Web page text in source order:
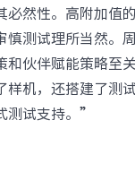
必然性。高附加值
慎测试理所当然。
和伙伴赋能策略至
样机，还搭建了测
测试支持。”